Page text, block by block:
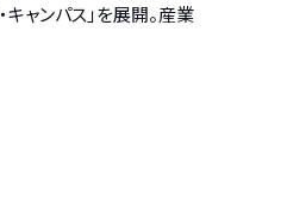
ャンパス」を展開。産業